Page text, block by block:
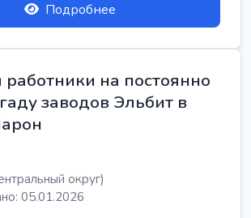
Подробнее
работники на постоянно
заводов Эльбит в
округ)
05.01.2026